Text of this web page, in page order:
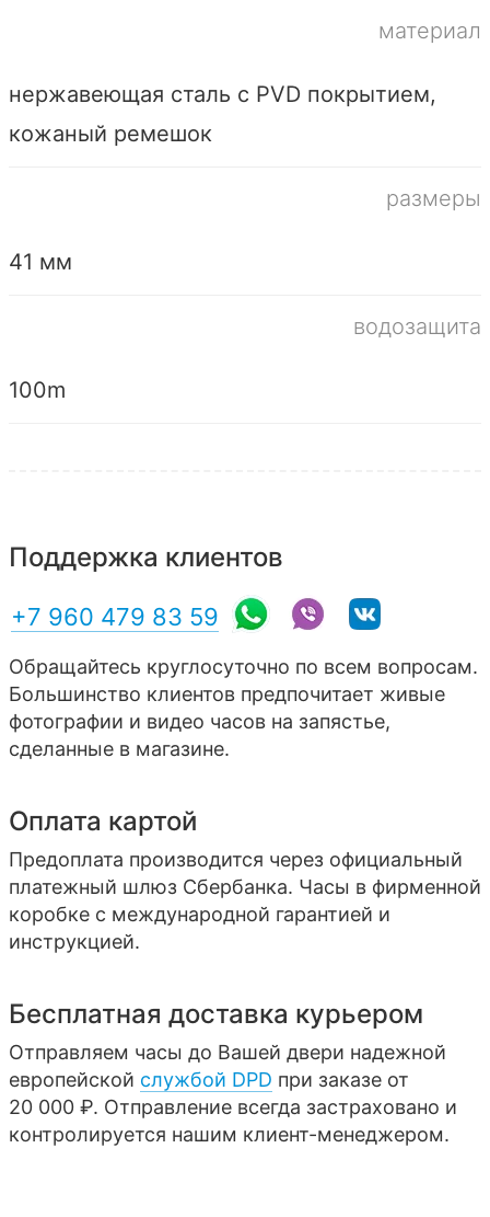
материал
нержавеющая сталь с PVD покрытием,
кожаный ремешок
размеры
41 мм
водозащита
100m
Поддержка клиентов
+7 960 479 83 59
Обращайтесь круглосуточно по всем вопросам.
Большинство клиентов предпочитает живые
фотографии и видео часов на запястье,
сделанные в магазине.
Оплата картой
Предоплата производится через официальный
платежный шлюз Сбербанка. Часы в фирменной
коробке с международной гарантией и
инструкцией.
Бесплатная доставка курьером
Отправляем часы до Вашей двери надежной
европейской службой DPD при заказе от
20 000 ₽. Отправление всегда застраховано и
контролируется нашим клиент-менеджером.